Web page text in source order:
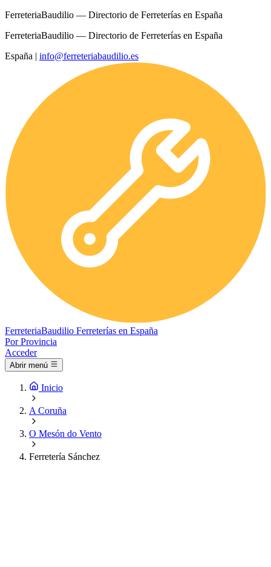
FerreteriaBaudilio — Directorio de Ferreterías en España
FerreteriaBaudilio — Directorio de Ferreterías en España
España | info@ferreteriabaudilio.es
FerreteriaBaudilio Ferreterías en España
Por Provincia
Acceder
Abrir menú
Inicio
A Coruña
O Mesón do Vento
Ferretería Sánchez